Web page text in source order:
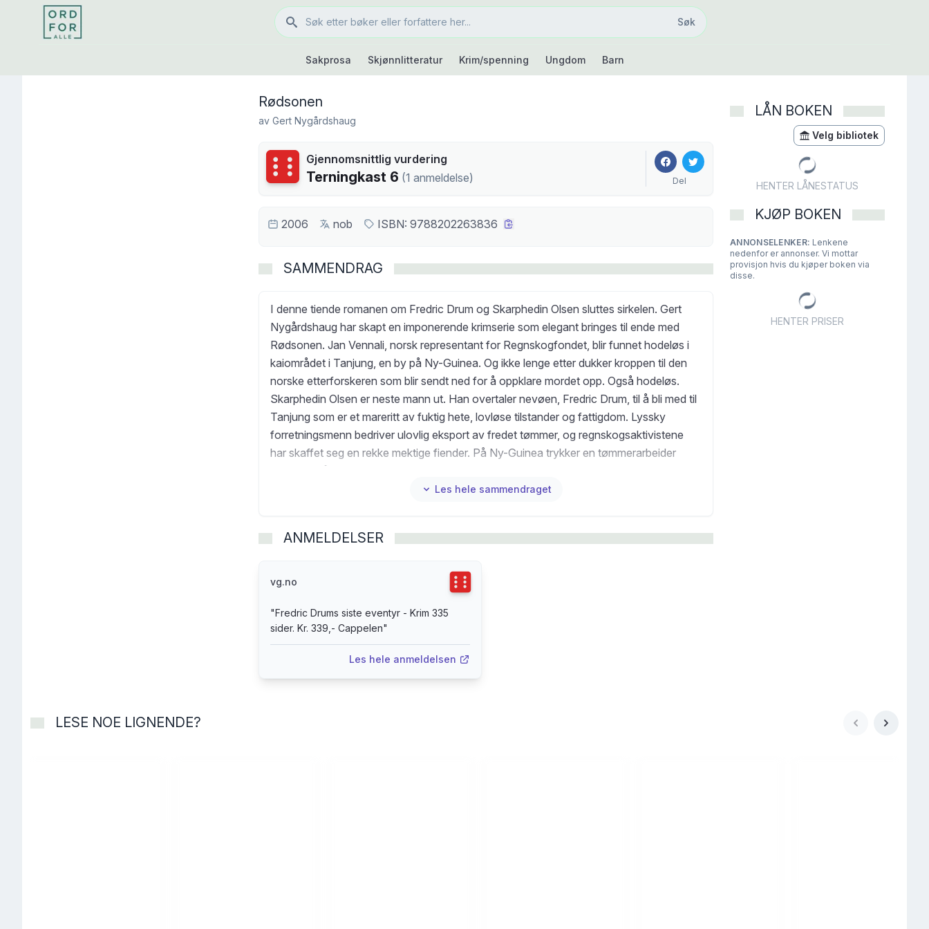
Søk
Søk
Sakprosa Skjønnlitteratur Krim/spenning Ungdom Barn
Rødsonen
av Gert Nygårdshaug
Terningkast6
Gjennomsnittlig vurdering
Terningkast 6 (1 anmeldelse) Del
2006 nob ISBN: 9788202263836
SAMMENDRAG
I denne tiende romanen om Fredric Drum og Skarphedin Olsen sluttes sirkelen. Gert
Nygårdshaug har skapt en imponerende krimserie som elegant bringes til ende med
Rødsonen. Jan Vennali, norsk representant for Regnskogfondet, blir funnet hodeløs i
kaiområdet i Tanjung, en by på Ny-Guinea. Og ikke lenge etter dukker kroppen til den
norske etterforskeren som blir sendt ned for å oppklare mordet opp. Også hodeløs.
Skarphedin Olsen er neste mann ut. Han overtaler nevøen, Fredric Drum, til å bli med til
Tanjung som er et mareritt av fuktig hete, lovløse tilstander og fattigdom. Lyssky
forretningsmenn bedriver ulovlig eksport av fredet tømmer, og regnskogsaktivistene
har skaffet seg en rekke mektige fiender. På Ny-Guinea trykker en tømmerarbeider
seg sagbladet. Arrangerte villsvinkamper skal få fatale følger. Og det var i Ny-Guineas
Les hele sammendraget
ANMELDELSER
vg.no Terningkast
"Fredric Drums siste eventyr - Krim 335
sider. Kr. 339,- Cappelen"
Les hele anmeldelsen
LÅN BOKEN
Velg bibliotek
HENTER LÅNESTATUS
KJØP BOKEN
ANNONSELENKER: Lenkene
nedenfor er annonser. Vi mottar
provisjon hvis du kjøper boken via
disse.
HENTER PRISER
LESE NOE LIGNENDE?